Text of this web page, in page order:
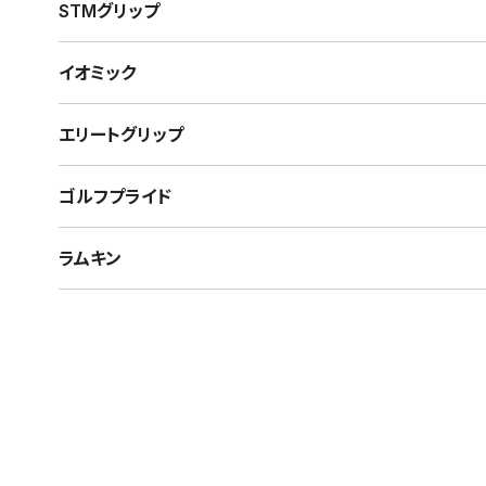
STMグリップ
イオミック
エリートグリップ
ゴルフプライド
ラムキン